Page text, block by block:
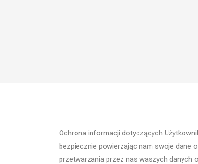
Ochrona informacji dotyczących
bezpiecznie powierzając nam swoje dane
przetwarzania przez nas waszych danych